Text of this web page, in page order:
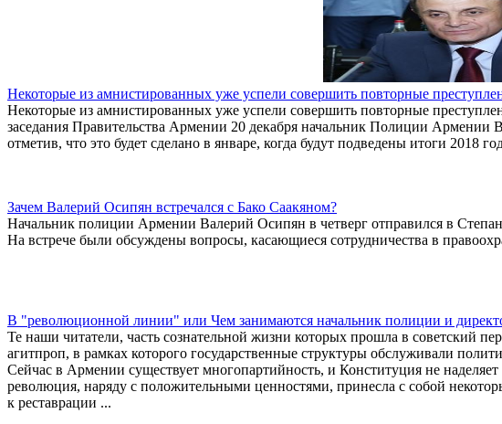
Некоторые из амнистированных уже успели совершить повторные
Некоторые из амнистированных уже успели совершить повторные
заседания Правительства Армении 20 декабря начальник Полиции Армении
отметив, что это будет сделано в январе, когда будут подведены итоги 2018
Зачем Валерий Осипян встречался с Бако Саакяном?
Начальник полиции Армении Валерий Осипян в четверг отправился в
На встрече были обсуждены вопросы, касающиеся сотрудничества в
В "революционной линии" или Чем занимаются начальник полиции и
Те наши читатели, часть сознательной жизни которых прошла в советский
агитпроп, в рамках которого государственные структуры обслуживали
Сейчас в Армении существует многопартийность, и Конституция не
революция, наряду с положительными ценностями, принесла с собой
к реставрации ...